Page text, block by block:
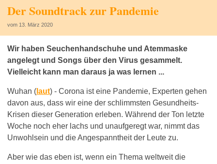
Der Soundtrack zur Pandemie
vom 13. März 2020
Wir haben Seuchenhandschuhe und Atemmaske
angelegt und Songs über den Virus gesammelt.
Vielleicht kann man daraus ja was lernen ...
Wuhan ( laut) - Corona ist eine Pandemie, Experten gehen
davon aus, dass wir eine der schlimmsten Gesundheits-
Krisen dieser Generation erleben. Während der Ton letzte
Woche noch eher lachs und unaufgeregt war, nimmt das
Unwohlsein und die Angespanntheit der Leute zu.
Aber wie das eben ist, wenn ein Thema weltweit die